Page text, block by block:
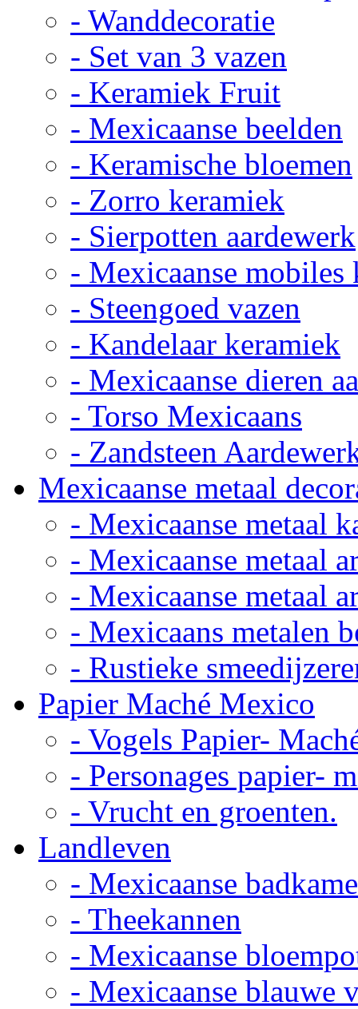
- Wanddecoratie
- Set van 3 vazen
- Keramiek Fruit
- Mexicaanse beelden
- Keramische bloemen
- Zorro keramiek
- Sierpotten aardewerk
- Mexicaanse mobiles
- Steengoed vazen
- Kandelaar keramiek
- Mexicaanse dieren
- Torso Mexicaans
- Zandsteen
Mexicaanse metaal
- Mexicaanse metaal
- Mexicaanse metaal
- Mexicaanse metaal
- Mexicaans metalen
- Rustieke
Papier Maché Mexico
- Vogels Papier-
- Personages papier-
- Vrucht en groenten.
Landleven
- Mexicaanse
- Theekannen
- Mexicaanse
- Mexicaanse blauwe